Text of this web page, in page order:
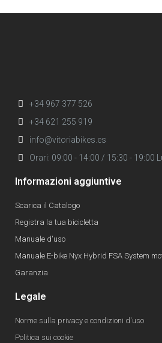
+34 967 377 526
+34 621 255 919
info@vitoriabikes.es
Orari: 09:00 - 14:00 / 15:30 - 19:00
Informazioni aggiuntive
Scarica il Catalogo
Registra la tua bicicletta
Manuale d'uso
Manuale E-bike Nyx Hybrid FSA System
Garanzia
Legale
Norme sulla privacy e condizioni d'uso
Politica sui cookie